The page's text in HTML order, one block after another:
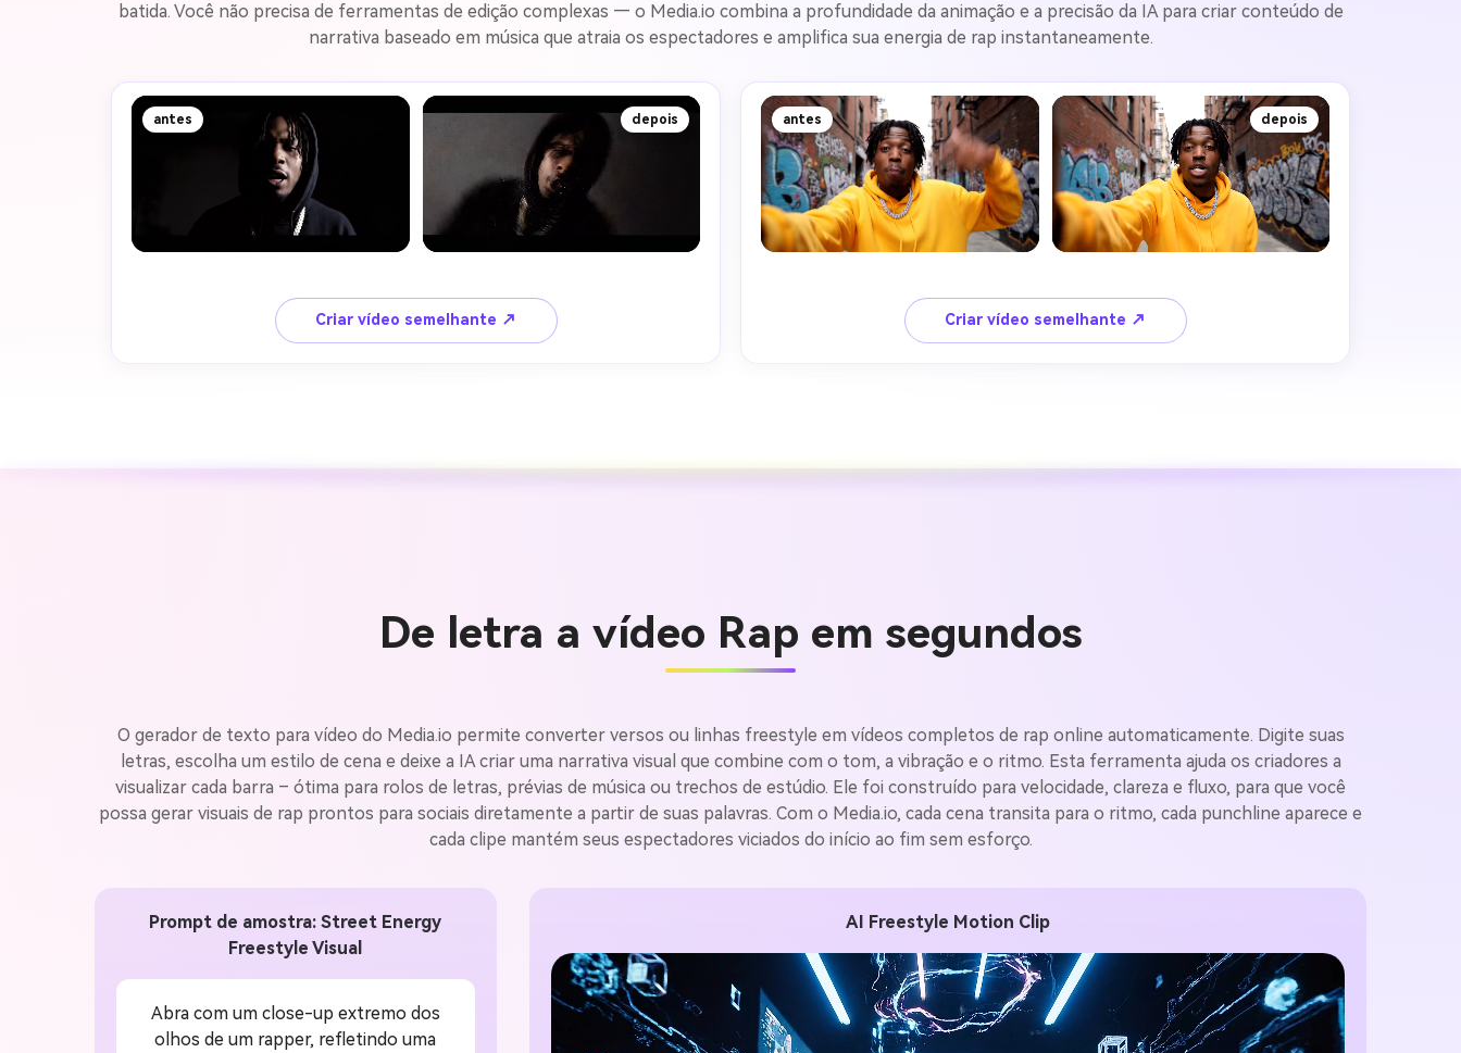
batida. Você não precisa de ferramentas de edição complexas — o Media.io combina a profundidade da animação e a precisão da IA para criar conteúdo de
narrativa baseado em música que atraia os espectadores e amplifica sua energia de rap instantaneamente.
antes depois
Criar vídeo semelhante ↗
antes depois
Criar vídeo semelhante ↗
De letra a vídeo Rap em segundos
O gerador de texto para vídeo do Media.io permite converter versos ou linhas freestyle em vídeos completos de rap online automaticamente. Digite suas
letras, escolha um estilo de cena e deixe a IA criar uma narrativa visual que combine com o tom, a vibração e o ritmo. Esta ferramenta ajuda os criadores a
visualizar cada barra – ótima para rolos de letras, prévias de música ou trechos de estúdio. Ele foi construído para velocidade, clareza e fluxo, para que você
possa gerar visuais de rap prontos para sociais diretamente a partir de suas palavras. Com o Media.io, cada cena transita para o ritmo, cada punchline aparece e
cada clipe mantém seus espectadores viciados do início ao fim sem esforço.
Prompt de amostra: Street Energy
Freestyle Visual
Abra com um close-up extremo dos
olhos de um rapper, refletindo uma
AI Freestyle Motion Clip
Crie imagens com
IA sem limites.
100% grátis!
Comece Grátis →